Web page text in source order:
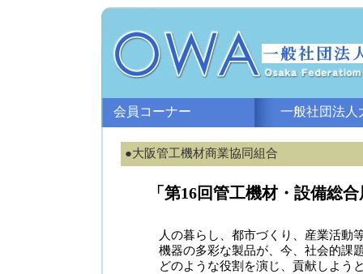
会員コーナー 一般社団法人
●大阪管工機材商業協同組合
「第16回管工機材・設備総
人の暮らし、都市づくり、産業活動
機器の多彩な製品が、今、社会的課
どのような役割を演じ、貢献しよう